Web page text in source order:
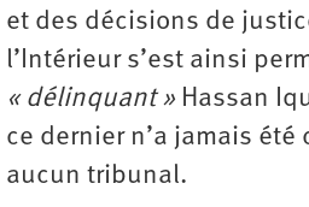
et des décisions de
l’Intérieur s’est ainsi
« délinquant » Hassan
ce dernier n’a jamais été
aucun tribunal.